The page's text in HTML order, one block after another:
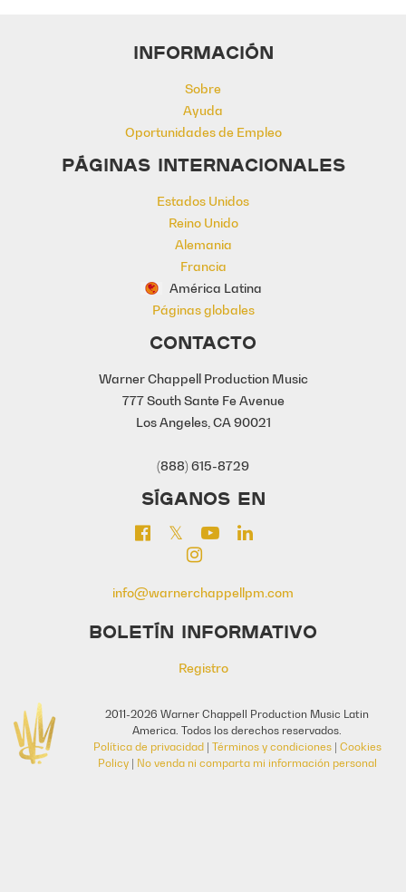
INFORMACIÓN
Sobre
Ayuda
Oportunidades de Empleo
PÁGINAS INTERNACIONALES
Estados Unidos
Reino Unido
Alemania
Francia
América Latina
Páginas globales
CONTACTO
Warner Chappell Production Music
777 South Sante Fe Avenue
Los Angeles, CA 90021
(888) 615-8729
SÍGANOS EN
info@warnerchappellpm.com
BOLETÍN INFORMATIVO
Registro
2011-2026 Warner Chappell Production Music Latin
America. Todos los derechos reservados.
Política de privacidad| Términos y condiciones| Cookies
Policy| No venda ni comparta mi información personal